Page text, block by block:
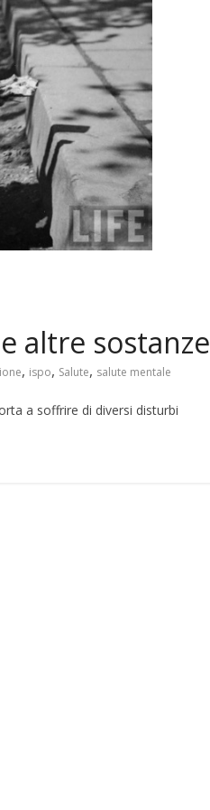
altre sostanze
, ispo, Salute, salute mentale
a soffrire di diversi disturbi